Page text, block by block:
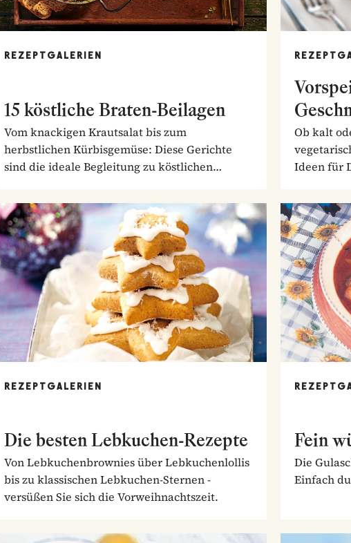
REZEPTGALERIEN
15 köstliche Braten-Beilagen
Vom knackigen Krautsalat bis zum
herbstlichen Kürbisgemüse: Diese Gerichte
sind die ideale Begleitung zu köstlichen
Ob kalt
Ideen für
REZEPTGALERIEN
Die besten Lebkuchen-Rezepte
Von Lebkuchenbrownies über Lebkuchenlollis
bis zu klassischen Lebkuchen-Sternen -
versüßen Sie sich die Vorweihnachtszeit.
Fein
Die
Einfach